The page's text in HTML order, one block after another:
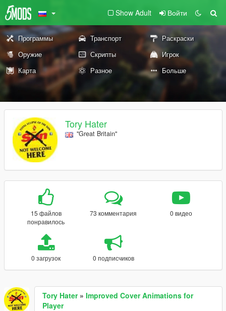
Show Adult Войти
Программы Транспорт
Раскраски
Оружие
Скрипты
Игрок
Карта
Разное Больше
Tory Hater
"Great Britain"
15 файлов
понравилось
73 комментария 0 видео
0 загрузок 0 подписчиков
Tory Hater» Improved Cover Animations for
Player